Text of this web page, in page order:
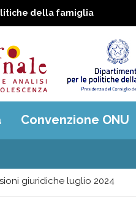
della famiglia
Convenzione ONU
giuridiche luglio 2024